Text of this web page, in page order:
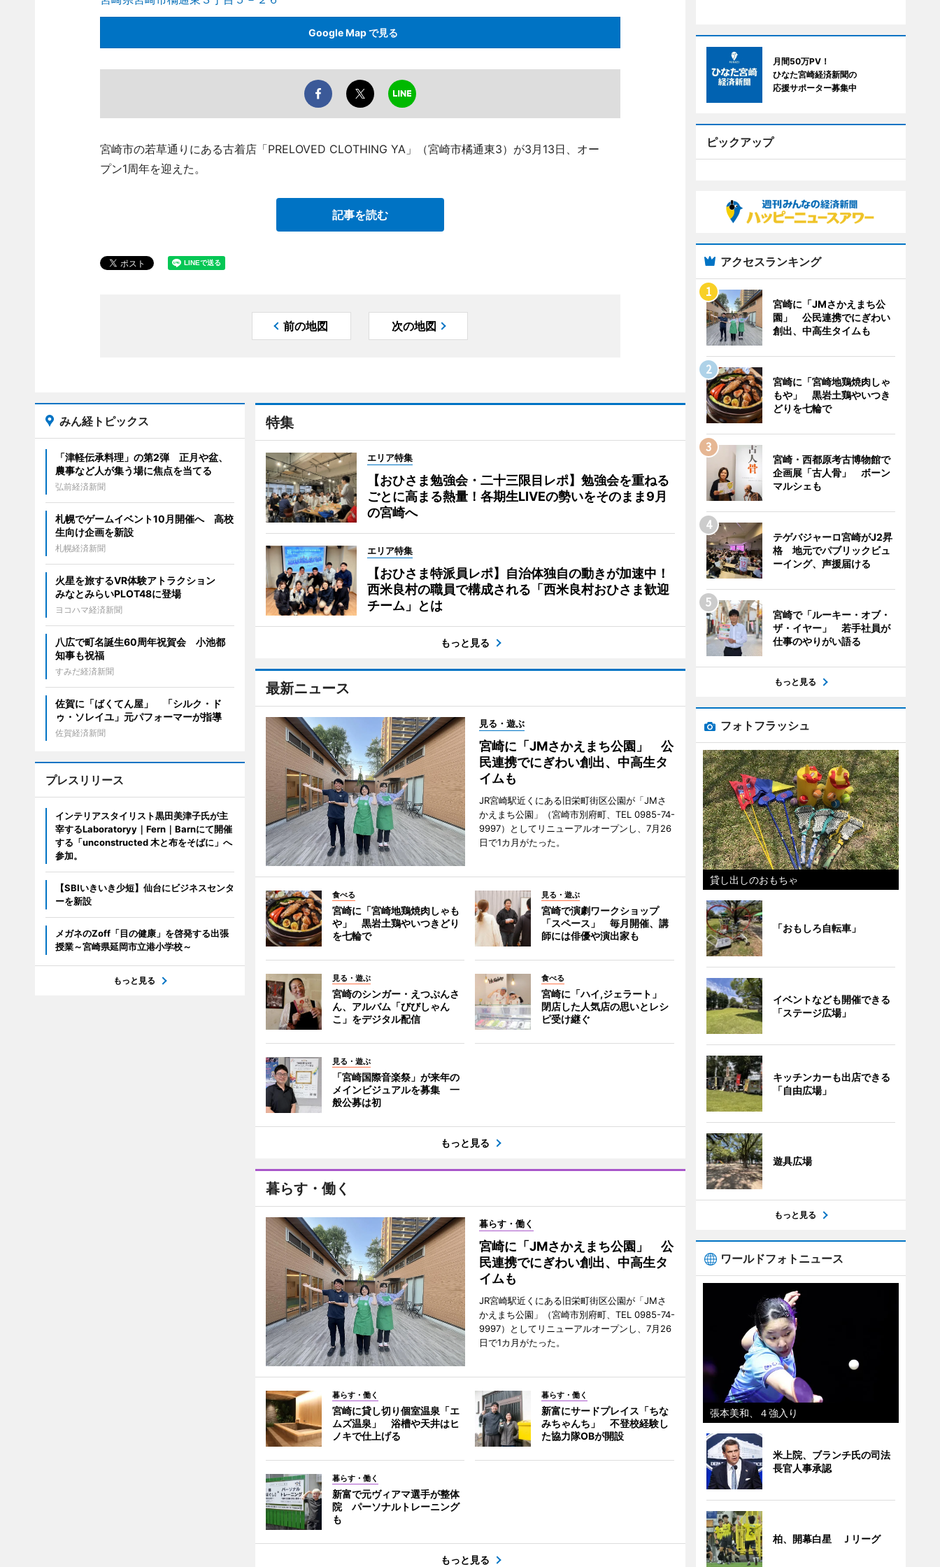
Google Map で見る
宮崎市の若草通りにある古着店「PRELOVED CLOTHING YA」（宮崎市橘通東3）が3月13日、オー
プン1周年を迎えた。
記事を読む
前の地図 次の地図
特集
エリア特集
【おひさま勉強会・二十三限目レポ】勉強会を重ねる
ごとに高まる熱量！各期生LIVEの勢いをそのまま9月
の宮崎へ
エリア特集
【おひさま特派員レポ】自治体独自の動きが加速中！
西米良村の職員で構成される「西米良村おひさま歓迎
チーム」とは
もっと見る
最新ニュース
見る・遊ぶ
宮崎に「JMさかえまち公園」 公
民連携でにぎわい創出、中高生タ
イムも
JR宮崎駅近くにある旧栄町街区公園が「JMさ
かえまち公園」（宮崎市別府町、TEL 0985-74-
9997）としてリニューアルオープンし、7月26
日で1カ月がたった。
食べる
宮崎に「宮崎地鶏焼肉しゃも
や」 黒岩土鶏やいつきどり
を七輪で
見る・遊ぶ
宮崎で演劇ワークショップ
「スペース」 毎月開催、講
師には俳優や演出家も
見る・遊ぶ
宮崎のシンガー・えつぷんさ
ん、アルバム「びびしゃん
こ」をデジタル配信
食べる
宮崎に「ハイ,ジェラート」
閉店した人気店の思いとレシ
ピ受け継ぐ
見る・遊ぶ
「宮崎国際音楽祭」が来年の
メインビジュアルを募集 一
般公募は初
もっと見る
暮らす・働く
暮らす・働く
宮崎に「JMさかえまち公園」 公
民連携でにぎわい創出、中高生タ
イムも
JR宮崎駅近くにある旧栄町街区公園が「JMさ
かえまち公園」（宮崎市別府町、TEL 0985-74-
9997）としてリニューアルオープンし、7月26
日で1カ月がたった。
暮らす・働く
宮崎に貸し切り個室温泉「エ
ムズ温泉」 浴槽や天井はヒ
ノキで仕上げる
暮らす・働く
新富にサードプレイス「ちな
みちゃんち」 不登校経験し
た協力隊OBが開設
暮らす・働く
新富で元ヴィアマ選手が整体
院 パーソナルトレーニング
も
もっと見る
みん経トピックス
「津軽伝承料理」の第2弾 正月や盆、
農事など人が集う場に焦点を当てる
弘前経済新聞
札幌でゲームイベント10月開催へ 高校
生向け企画を新設
札幌経済新聞
火星を旅するVR体験アトラクション
みなとみらいPLOT48に登場
ヨコハマ経済新聞
八広で町名誕生60周年祝賀会 小池都
知事も祝福
すみだ経済新聞
佐賀に「ばくてん屋」 「シルク・ド
ゥ・ソレイユ」元パフォーマーが指導
佐賀経済新聞
プレスリリース
インテリアスタイリスト黒田美津子氏が主
宰するLaboratoryy｜Fern｜Barnにて開催
する「unconstructed 木と布をそばに」へ
参加。
【SBIいきいき少短】仙台にビジネスセンタ
ーを新設
メガネのZoff「目の健康」を啓発する出張
授業～宮崎県延岡市立港小学校～
もっと見る
月間50万PV！
ひなた宮崎経済新聞の
応援サポーター募集中
ピックアップ
アクセスランキング
宮崎に「JMさかえまち公
園」 公民連携でにぎわい
創出、中高生タイムも
宮崎に「宮崎地鶏焼肉しゃ
もや」 黒岩土鶏やいつき
どりを七輪で
宮崎・西都原考古博物館で
企画展「古人骨」 ボーン
マルシェも
テゲバジャーロ宮崎がJ2昇
格 地元でパブリックビュ
ーイング、声援届ける
宮崎で「ルーキー・オブ・
ザ・イヤー」 若手社員が
仕事のやりがい語る
もっと見る
フォトフラッシュ
貸し出しのおもちゃ
「おもしろ自転車」
イベントなども開催できる
「ステージ広場」
キッチンカーも出店できる
「自由広場」
遊具広場
もっと見る
ワールドフォトニュース
張本美和、４強入り
米上院、ブランチ氏の司法
長官人事承認
柏、開幕白星 Ｊリーグ